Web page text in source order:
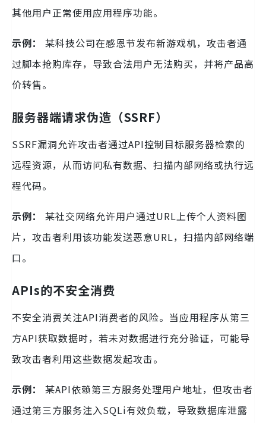
其他用户正常使用应用程序功能。
示例：
某科技公司在感恩节发布新游戏机，攻击者通
过脚本抢购库存，导致合法用户无法购买，并将产品高
价转售。
服务器端请求伪造（SSRF）
SSRF漏洞允许攻击者通过API控制目标服务器检索的
远程资源，从而访问私有数据、扫描内部网络或执行远
程代码。
示例：
某社交网络允许用户通过URL上传个人资料图
片，攻击者利用该功能发送恶意URL，扫描内部网络端
口。
APIs的不安全消费
不安全消费关注API消费者的风险。当应用程序从第三
方API获取数据时，若未对数据进行充分验证，可能导
致攻击者利用这些数据发起攻击。
示例：
某API依赖第三方服务处理用户地址，但攻击者
通过第三方服务注入SQLi有效负载，导致数据库泄露